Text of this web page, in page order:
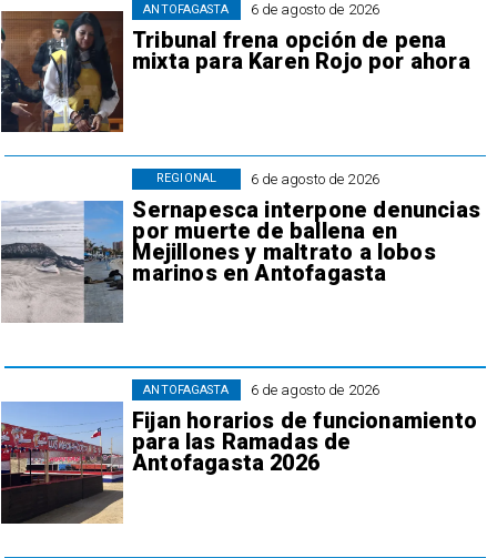
6 de agosto de 2026
Tribunal frena opción de pena
mixta para Karen Rojo por ahora
ANTOFAGASTA
6 de agosto de 2026
Sernapesca interpone denuncias
por muerte de ballena en
Mejillones y maltrato a lobos
marinos en Antofagasta
REGIONAL
6 de agosto de 2026
Fijan horarios de funcionamiento
para las Ramadas de
Antofagasta 2026
ANTOFAGASTA